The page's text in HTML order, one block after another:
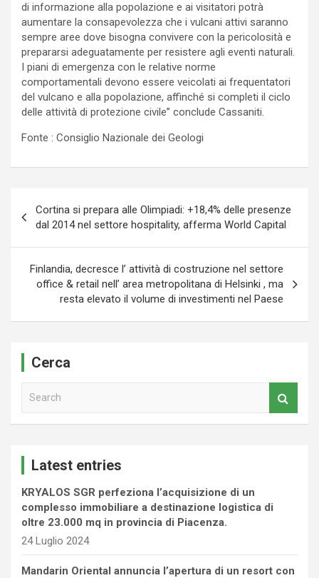
di informazione alla popolazione e ai visitatori potrà
aumentare la consapevolezza che i vulcani attivi saranno
sempre aree dove bisogna convivere con la pericolosità e
prepararsi adeguatamente per resistere agli eventi naturali.
I piani di emergenza con le relative norme
comportamentali devono essere veicolati ai frequentatori
del vulcano e alla popolazione, affinché si completi il ciclo
delle attività di protezione civile” conclude Cassaniti.
Fonte : Consiglio Nazionale dei Geologi
articoli
Cortina si prepara alle Olimpiadi: +18,4% delle presenze
dal 2014 nel settore hospitality, afferma World Capital
Finlandia, decresce l’ attività di costruzione nel settore
office & retail nell’ area metropolitana di Helsinki , ma
resta elevato il volume di investimenti nel Paese
Cerca
Latest entries
KRYALOS SGR perfeziona l’acquisizione di un
complesso immobiliare a destinazione logistica di
oltre 23.000 mq in provincia di Piacenza.
24 Luglio 2024
Mandarin Oriental annuncia l’apertura di un resort con